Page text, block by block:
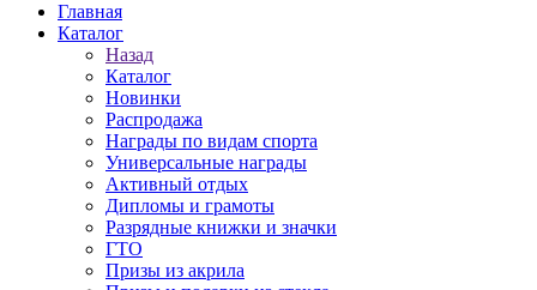
Главная
Каталог
Назад
Каталог
Новинки
Распродажа
Награды по видам спорта
Универсальные награды
Активный отдых
Дипломы и грамоты
Разрядные книжки и значки
ГТО
Призы из акрила